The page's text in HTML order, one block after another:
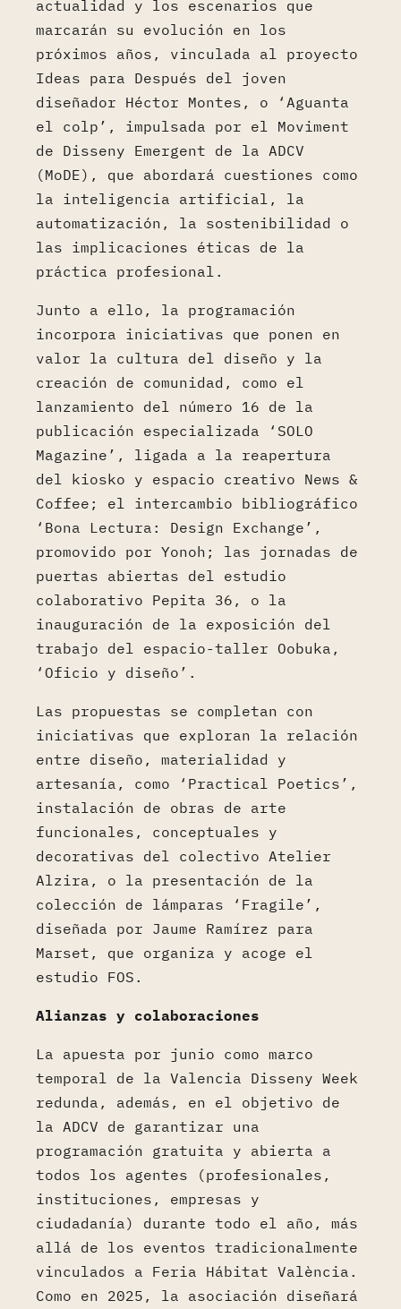
actualidad y los escenarios que
marcarán su evolución en los
próximos años, vinculada al proyecto
Ideas para Después del joven
diseñador Héctor Montes, o ‘Aguanta
el colp’, impulsada por el Moviment
de Disseny Emergent de la ADCV
(MoDE), que abordará cuestiones como
la inteligencia artificial, la
automatización, la sostenibilidad o
las implicaciones éticas de la
práctica profesional.
Junto a ello, la programación
incorpora iniciativas que ponen en
valor la cultura del diseño y la
creación de comunidad, como el
lanzamiento del número 16 de la
publicación especializada ‘SOLO
Magazine’, ligada a la reapertura
del kiosko y espacio creativo News &
Coffee; el intercambio bibliográfico
‘Bona Lectura: Design Exchange’,
promovido por Yonoh; las jornadas de
puertas abiertas del estudio
colaborativo Pepita 36, o la
inauguración de la exposición del
trabajo del espacio-taller Oobuka,
‘Oficio y diseño’.
Las propuestas se completan con
iniciativas que exploran la relación
entre diseño, materialidad y
artesanía, como ‘Practical Poetics’,
instalación de obras de arte
funcionales, conceptuales y
decorativas del colectivo Atelier
Alzira, o la presentación de la
colección de lámparas ‘Fragile’,
diseñada por Jaume Ramírez para
Marset, que organiza y acoge el
estudio FOS.
Alianzas y colaboraciones
La apuesta por junio como marco
temporal de la Valencia Disseny Week
redunda, además, en el objetivo de
la ADCV de garantizar una
programación gratuita y abierta a
todos los agentes (profesionales,
instituciones, empresas y
ciudadanía) durante todo el año, más
allá de los eventos tradicionalmente
vinculados a Feria Hábitat València.
Como en 2025, la asociación diseñará